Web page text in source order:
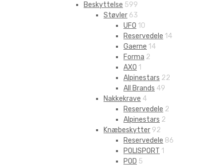
Beskyttelse 599
Støvler 63
UFO 10
Reservedele 14
Gaerne 14
Forma 2
AXO 1
Alpinestars 22
All Brands 49
Nakkekrave 4
Reservedele 2
Alpinestars 2
Knæbeskytter 92
Reservedele 86
POLISPORT 1
POD 5